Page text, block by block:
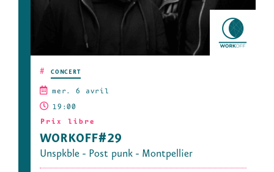
# CONCERT
mer. 6 avril
19:00
Prix libre
WORKOFF#29
Unspkble - Post punk - Montpellier